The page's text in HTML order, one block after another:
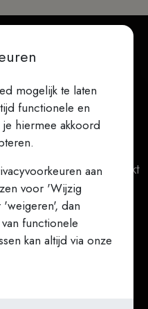
je beangstigen,
nooit, geduld bereikt
mogelijk te laten
functionele en
hiermee akkoord
aan
voor 'Wijzig
dan
functionele
kan altijd via onze